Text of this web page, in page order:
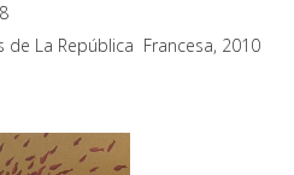
La República Francesa, 2010